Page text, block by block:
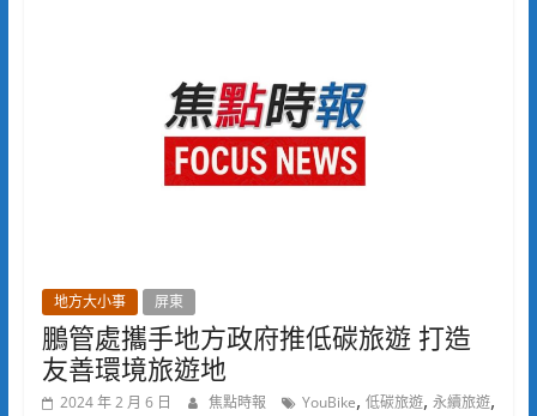
地方大小事 屏東
鵬管處攜手地方政府推低碳旅遊 打造
友善環境旅遊地
2024 年 2 月 6 日 焦點時報 YouBike, 低碳旅遊, 永續旅遊,